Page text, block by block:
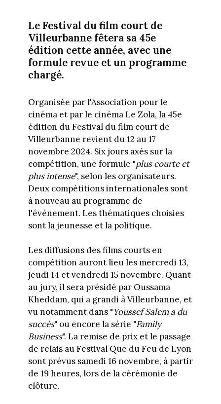
Le Festival du film court de
Villeurbanne fêtera sa 45e
édition cette année, avec une
formule revue et un programme
chargé.
Organisée par l'Association pour le
cinéma et par le cinéma Le Zola, la 45e
édition du Festival du film court de
Villeurbanne revient du 12 au 17
novembre 2024. Six jours axés sur la
compétition, une formule "plus courte et
plus intense", selon les organisateurs.
Deux compétitions internationales sont
à nouveau au programme de
l'événement. Les thématiques choisies
sont la jeunesse et la politique.
Les diffusions des films courts en
compétition auront lieu les mercredi 13,
jeudi 14 et vendredi 15 novembre. Quant
au jury, il sera présidé par Oussama
Kheddam, qui a grandi à Villeurbanne, et
vu notamment dans "Youssef Salem a du
succès" ou encore la série "Family
Business". La remise de prix et le passage
de relais au Festival Que du Feu de Lyon
sont prévus samedi 16 novembre, à partir
de 19 heures, lors de la cérémonie de
clôture.